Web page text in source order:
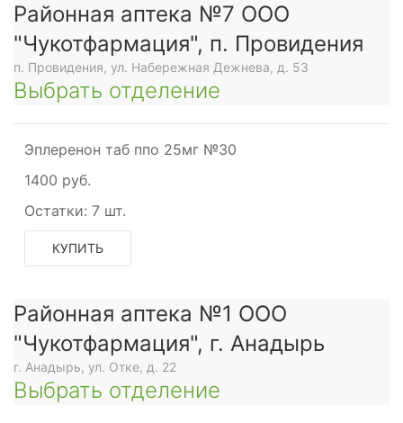
Районная аптека №7 ООО
"Чукотфармация", п. Провидения
п. Провидения, ул. Набережная Дежнева, д. 53
Выбрать отделение
Эплеренон таб ппо 25мг №30
1400 руб.
Остатки: 7 шт.
КУПИТЬ
Районная аптека №1 ООО
"Чукотфармация", г. Анадырь
г. Анадырь, ул. Отке, д. 22
Выбрать отделение